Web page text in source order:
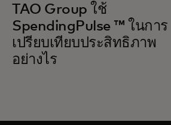
TAO Group ใช้
SpendingPulse ™ ในการ
เปรียบเทียบประสิทธิภาพ
อย่างไร